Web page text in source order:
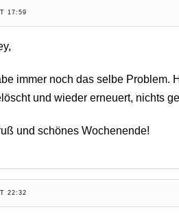
17:59
immer noch das selbe Problem.
und wieder erneuert, nichts
und schönes Wochenende!
22:32